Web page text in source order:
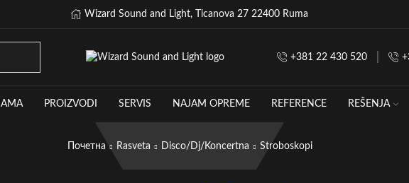
Wizard Sound and Light, Ticanova 27 22400 Ruma
+381 22 430 520
PROIZVODI SERVIS NAJAM OPREME REFERENCE REŠENJA
Почетна Rasveta Disco/Dj/Koncertna Stroboskopi